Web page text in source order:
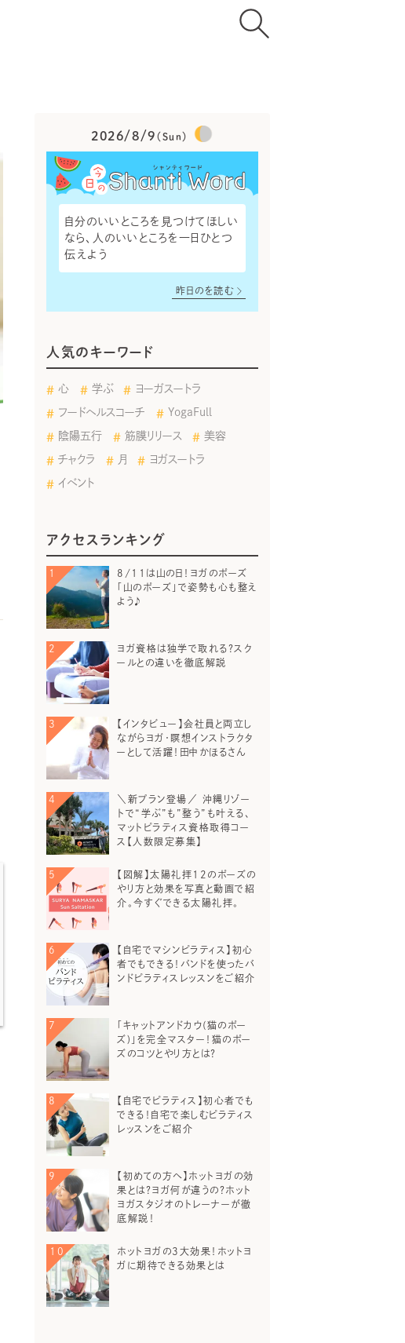
2026/8/9 （Sun）
自分のいいところを見つけてほしい
なら、人のいいところを一日ひとつ
伝えよう
昨日のを読む
人気のキーワード
心 学ぶ ヨーガスートラ
フードヘルスコーチ YogaFull
陰陽五行 筋膜リリース 美容
チャクラ 月 ヨガスートラ
イベント
アクセスランキング
8/11は山の日！ヨガのポーズ
「山のポーズ」で姿勢も心も整え
よう♪
ヨガ資格は独学で取れる？スク
ールとの違いを徹底解説
【インタビュー】会社員と両立し
ながらヨガ・瞑想インストラクタ
ーとして活躍！田中かほるさん
＼新プラン登場／ 沖縄リゾー
トで“学ぶ”も”整う”も叶える、
マットピラティス資格取得コー
ス【人数限定募集】
【図解】太陽礼拝12のポーズの
やり方と効果を写真と動画で紹
介。今すぐできる太陽礼拝。
【自宅でマシンピラティス】初心
者でもできる！バンドを使ったバ
ンドピラティスレッスンをご紹介
「キャットアンドカウ(猫のポー
ズ)」を完全マスター！猫のポー
ズのコツとやり方とは？
【自宅でピラティス】初心者でも
できる！自宅で楽しむピラティス
レッスンをご紹介
【初めての方へ】ホットヨガの効
果とは？ヨガ何が違うの？ホット
ヨガスタジオのトレーナーが徹
底解説！
ホットヨガの3大効果！ホットヨ
ガに期待できる効果とは